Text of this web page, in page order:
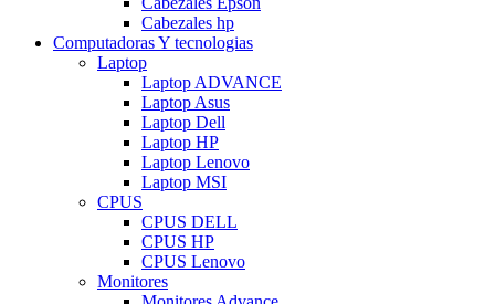
Cabezales hp
Computadoras Y tecnologias
Laptop
Laptop ADVANCE
Laptop Asus
Laptop Dell
Laptop HP
Laptop Lenovo
Laptop MSI
CPUS
CPUS DELL
CPUS HP
CPUS Lenovo
Monitores